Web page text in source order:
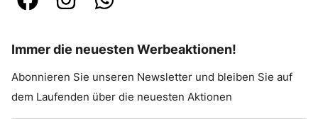
Immer die neuesten Werbeaktionen!
Abonnieren Sie unseren Newsletter und bleiben Sie auf
dem Laufenden über die neuesten Aktionen